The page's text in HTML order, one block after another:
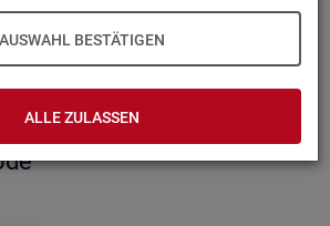
AUSWAHL BESTÄTIGEN
ALLE ZULASSEN